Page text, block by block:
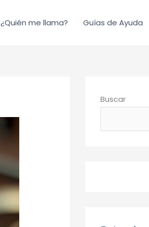
¿Quién me llama? Guías de Ayuda
Buscar